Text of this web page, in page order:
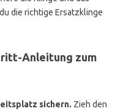
die richtige Ersatzklinge
Anleitung zum
sichern. Zieh den